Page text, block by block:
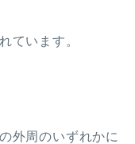
ています。
外周のいずれかに